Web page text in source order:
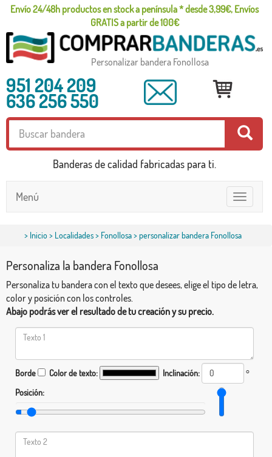
Envío 24/48h productos en stock a península * desde 3,99€, Envíos
GRATIS a partir de 100€
Personalizar bandera Fonollosa
951 204 209
636 256 550
Banderas de calidad fabricadas para ti.
Toggle
navigation
Menú
> Inicio> Localidades> Fonollosa> personalizar bandera Fonollosa
Personaliza la bandera Fonollosa
Personaliza tu bandera con el texto que desees, elige el tipo de letra,
color y posición con los controles.
Abajo podrás ver el resultado de tu creación y su precio.
Borde Color de texto: Inclinación:
°
Posición: